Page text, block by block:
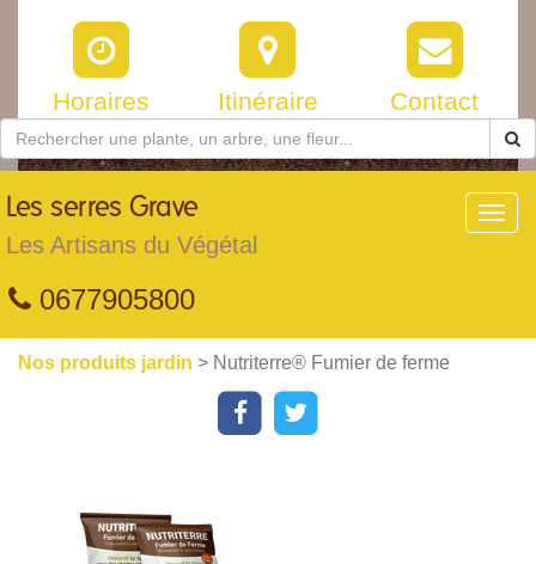
Horaires Itinéraire Contact
Les serres Grave
Les Artisans du Végétal
0677905800
Nos produits jardin > Nutriterre® Fumier de ferme